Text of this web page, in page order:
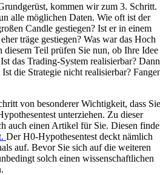
kommen wir zum 3. Schritt.
alle möglichen Daten. Wie oft ist der
Candle gestiegen? Ist er in einem
träge gestiegen? Was war das Hoch
diesem Teil prüfen Sie nun, ob Ihre Idee
das Trading-System realisierbar? Dann
die Strategie nicht realisierbar?
von besonderer Wichtigkeit, dass Sie
unterziehen. Zu dieser
auch einen Artikel für Sie. Diesen
Der H0-Hypothesentest deckt nämlich
auf. Bevor Sie sich auf die weiteren
solch einen wissenschaftlichen